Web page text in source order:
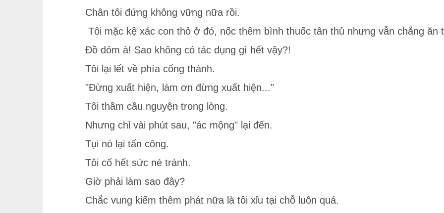
Chân tôi đứng không vững nữa rồi.
Tôi mặc kệ xác con thỏ ở đó, nốc thêm bình thuốc tân thủ nhưng vẫn chẳng ăn
Đồ dỏm à! Sao không có tác dụng gì hết vậy?!
Tôi lại lết về phía cổng thành.
"Đừng xuất hiện, làm ơn đừng xuất hiện..."
Tôi thầm cầu nguyện trong lòng.
Nhưng chỉ vài phút sau, "ác mộng" lại đến.
Tụi nó lại tấn công.
Tôi cố hết sức né tránh.
Giờ phải làm sao đây?
Chắc vung kiếm thêm phát nữa là tôi xỉu tại chỗ luôn quá.